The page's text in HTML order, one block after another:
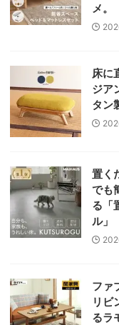
メ。
床に
ジア
タン
置く
でも
る「
ル」
ファ
リビ
るラ